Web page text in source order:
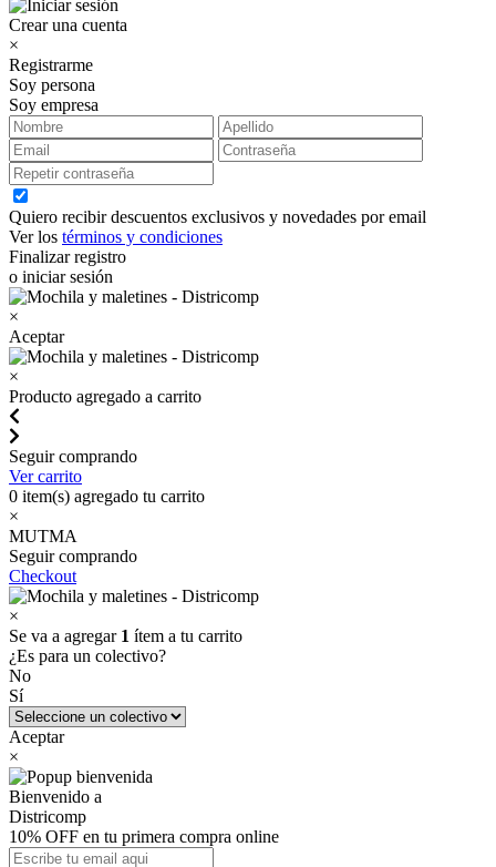
Crear una cuenta
×
Registrarme
Soy persona
Soy empresa
Quiero recibir descuentos exclusivos y novedades por email
Ver los términos y condiciones
Finalizar registro
o iniciar sesión
×
Aceptar
×
Producto agregado a carrito
Seguir comprando
Ver carrito
0 item(s) agregado tu carrito
×
MUTMA
Seguir comprando
Checkout
×
Se va a agregar 1 ítem a tu carrito
¿Es para un colectivo?
No
Sí
Aceptar
×
Bienvenido a
Districomp
10% OFF en tu primera compra online